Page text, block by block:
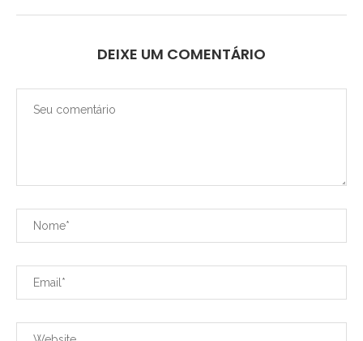
DEIXE UM COMENTÁRIO